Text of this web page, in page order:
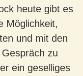
heute gibt es
Möglichkeit,
und mit den
zu
ein geselliges